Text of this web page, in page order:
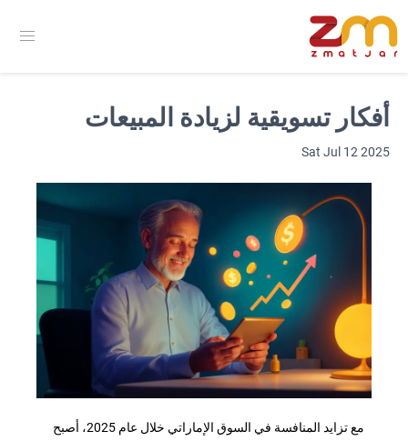
أفكار تسويقية لزيادة المبيعات
Sat Jul 12 2025
مع تزايد المنافسة في السوق الإماراتي خلال عام 2025، أصبح